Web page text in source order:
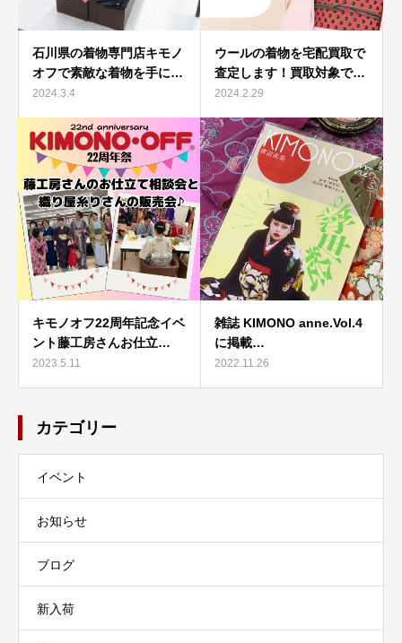
石川県の着物専門店キモノ
オフで素敵な着物を手に…
2024.3.4
ウールの着物を宅配買取で
査定します！買取対象で…
2024.2.29
キモノオフ22周年記念イベ
ント藤工房さんお仕立…
2023.5.11
雑誌 KIMONO anne.Vol.4
に掲載…
2022.11.26
カテゴリー
イベント
お知らせ
ブログ
新入荷